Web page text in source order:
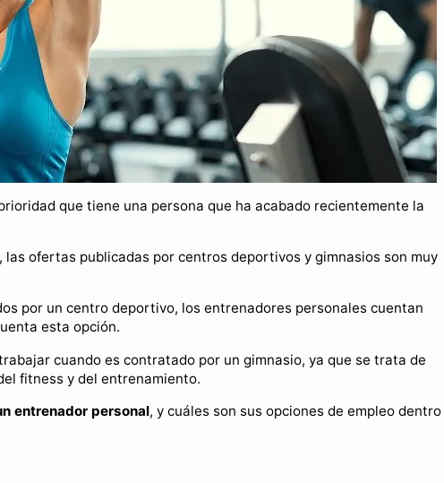
que tiene una persona que ha acabado recientemente la
, las ofertas publicadas por centros deportivos y gimnasios son muy
por un centro deportivo, los entrenadores personales cuentan
esta opción.
cuando es contratado por un gimnasio, ya que se trata de
fitness y del entrenamiento.
entrenador personal, y cuáles son sus opciones de empleo dentro